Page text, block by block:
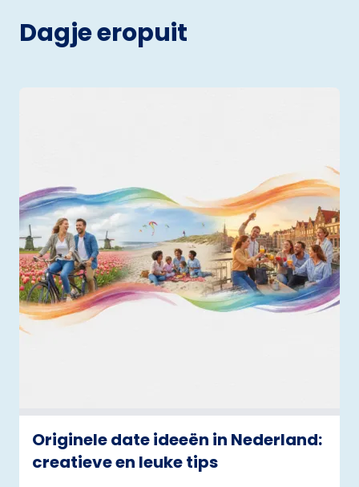
Dagje eropuit
Originele date ideeën in Nederland:
creatieve en leuke tips